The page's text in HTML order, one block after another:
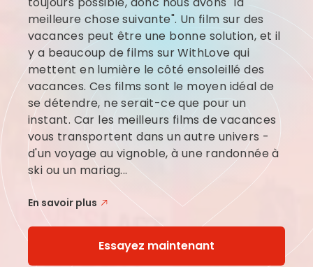
Swedish
meilleure chose suivante". Un film sur des
vacances peut être une bonne solution, et il
y a beaucoup de films sur WithLove qui
mettent en lumière le côté ensoleillé des
vacances. Ces films sont le moyen idéal de
se détendre, ne serait-ce que pour un
instant. Car les meilleurs films de vacances
vous transportent dans un autre univers -
d'un voyage au vignoble, à une randonnée à
ski ou un mariag...
En savoir plus
Essayez maintenant